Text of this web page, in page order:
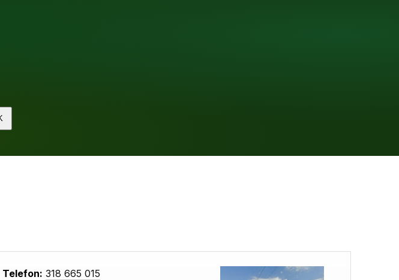
Telefon: 318 665 015